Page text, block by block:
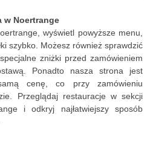
w Noertrange
wyświetl powyższe menu,
szybko. Możesz również sprawdzić
zniżki przed zamówieniem
Ponadto nasza strona jest
cenę, co przy zamówieniu
Przeglądaj restauracje w sekcji
i odkryj najłatwiejszy sposób